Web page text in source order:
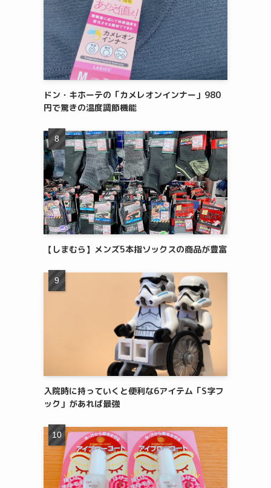
ドン・キホーテの「カメレオンインナー」980
円で驚きの温度調節機能
【しまむら】メンズ5本指ソックスの商品が豊富
入院時に持っていくと便利な6アイテム「S字フ
ック」があれば最強